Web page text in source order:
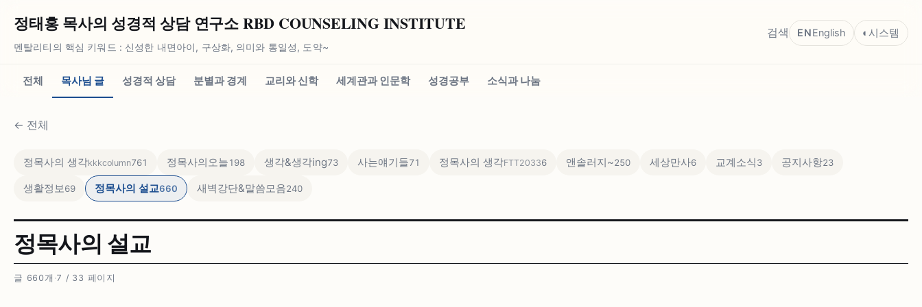
정태홍 목사의 성경적 상담 연구소 RBD COUNSELING INSTITUTE
멘탈리티의 핵심 키워드 : 신성한 내면아이, 구상화, 의미와 통일성, 도약~
검색 ENEnglish ◐ 시스템
전체 목사님 글 성경적 상담 분별과 경계 교리와 신학 세계관과 인문학 성경공부 소식과 나눔
← 전체
정목사의 생각kkkcolumn761 정목사의오늘198 생각&생각ing73 사는얘기들71 정목사의 생각FTT20336 앤솔러지~250 세상만사6 교계소식3 공지사항23
생활정보69 정목사의 설교660 새벽강단&말씀모음240
정목사의 설교
글 660개 ·7 / 33 페이지